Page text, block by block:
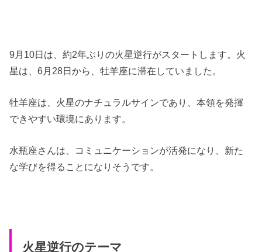
9月10日は、約2年ぶりの火星逆行がスタートします。火
星は、6月28日から、牡羊座に滞在していました。
牡羊座は、火星のナチュラルサインであり、本領を発揮
できやすい環境にあります。
水瓶座さんは、コミュニケーションが活発になり、新た
な学びを得ることになりそうです。
火星逆行のテーマ